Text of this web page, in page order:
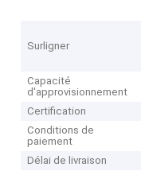
Surligner
Capacité
d'approvisionnement
Certification
Conditions de
paiement
Délai de livraison